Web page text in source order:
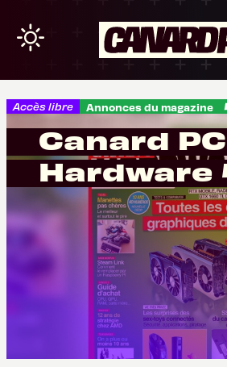
Accès libre Annonces du magazine
Canard PC
Hardware